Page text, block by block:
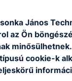
János
az Ön
cookie-k